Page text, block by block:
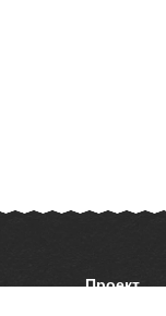
Проект